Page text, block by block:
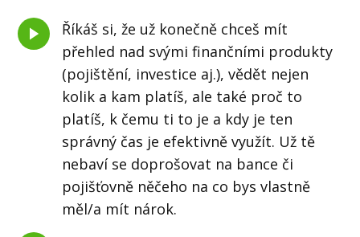
Říkáš si, že už konečně chceš mít
přehled nad svými finančními produkty
(pojištění, investice aj.), vědět nejen
kolik a kam platíš, ale také proč to
platíš, k čemu ti to je a kdy je ten
správný čas je efektivně využít. Už tě
nebaví se doprošovat na bance či
pojišťovně něčeho na co bys vlastně
měl/a mít nárok.